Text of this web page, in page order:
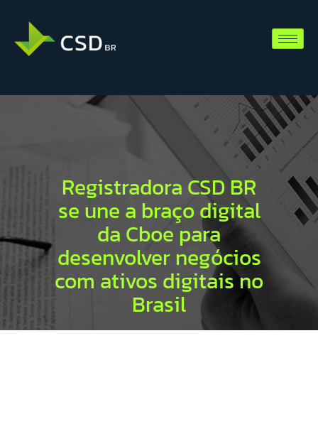
Registradora CSD BR
se une a braço digital
da Cboe para
desenvolver negócios
com ativos digitais no
Brasil